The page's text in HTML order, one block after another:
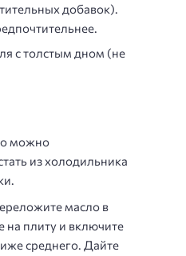
добавок).
с толстым дном (не
можно
из холодильника
масло в
на плиту и включите
среднего. Дайте